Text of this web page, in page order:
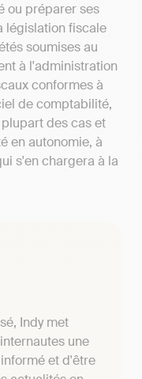
ou préparer ses
législation fiscale
soumises au
à l'administration
conformes à
de comptabilité,
des cas et
en autonomie, à
s'en chargera à la
Indy met
une
et d'être